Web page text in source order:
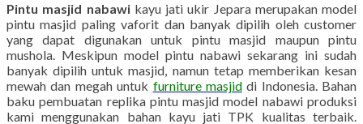
Pintu masjid nabawikayu jati ukir Jepara merupakan model
pintu masjid paling vaforit dan banyak dipilih oleh customer
yang dapat digunakan untuk pintu masjid maupun pintu
mushola. Meskipun model pintu nabawi sekarang ini sudah
banyak dipilih untuk masjid, namun tetap memberikan kesan
mewah dan megah untuk furniture masjiddi Indonesia. Bahan
baku pembuatan replika pintu masjid model nabawi produksi
kami menggunakan bahan kayu jati TPK kualitas terbaik.